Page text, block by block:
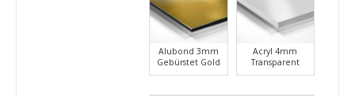
Alubond 3mm
Gebürstet Gold
Acryl 4mm
Transparent